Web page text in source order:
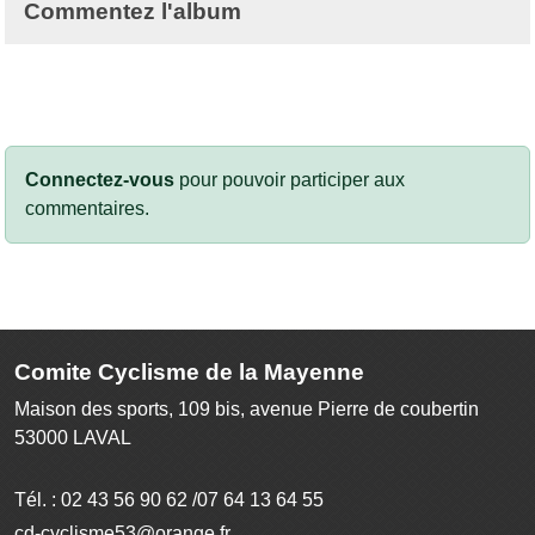
Commentez l'album
Connectez-vous pour pouvoir participer aux
commentaires.
Comite Cyclisme de la Mayenne
Maison des sports, 109 bis, avenue Pierre de coubertin
53000 LAVAL
Tél. : 02 43 56 90 62 /07 64 13 64 55